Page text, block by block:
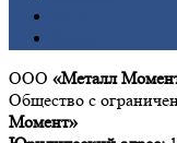
ООО «Металл
Общество с
Момент»